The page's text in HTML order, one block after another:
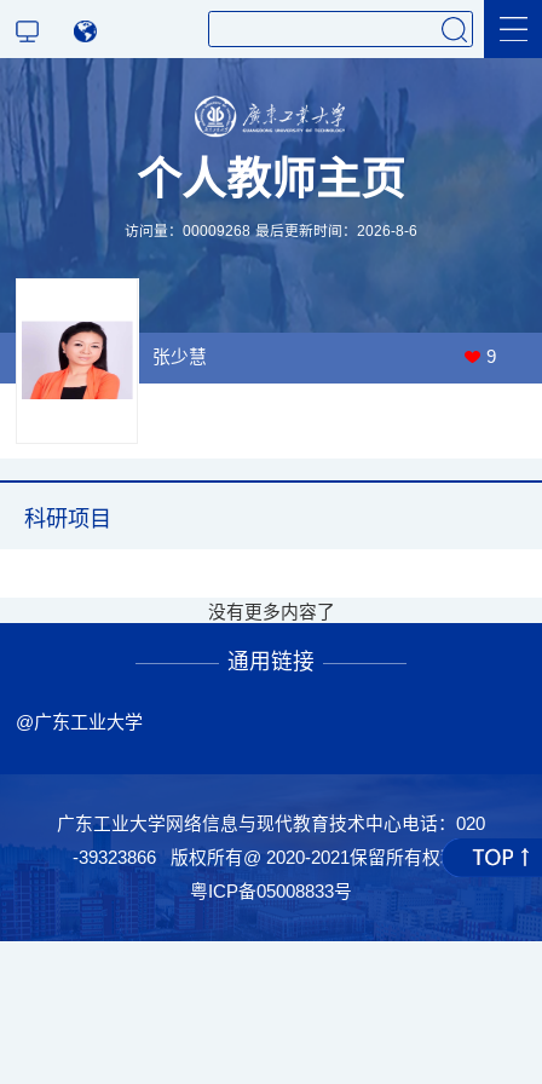
科学研究
教学研究
个人教师主页
访问量： 00009268 最后更新时间： 2026-8-6
张少慧 9
科研项目
没有更多内容了
通用链接
@广东工业大学
广东工业大学网络信息与现代教育技术中心电话：020
-39323866 版权所有@ 2020-2021保留所有权利
粤ICP备05008833号